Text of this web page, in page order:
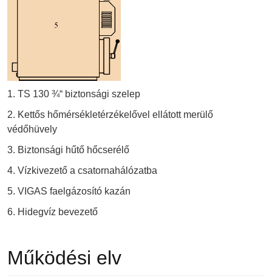
1. TS 130 ¾“ biztonsági szelep
2. Kettős hőmérsékletérzékelővel ellátott merülő
védőhüvely
3. Biztonsági hűtő hőcserélő
4. Vízkivezető a csatornahálózatba
5. VIGAS faelgázosító kazán
6. Hidegvíz bevezető
Működési elv